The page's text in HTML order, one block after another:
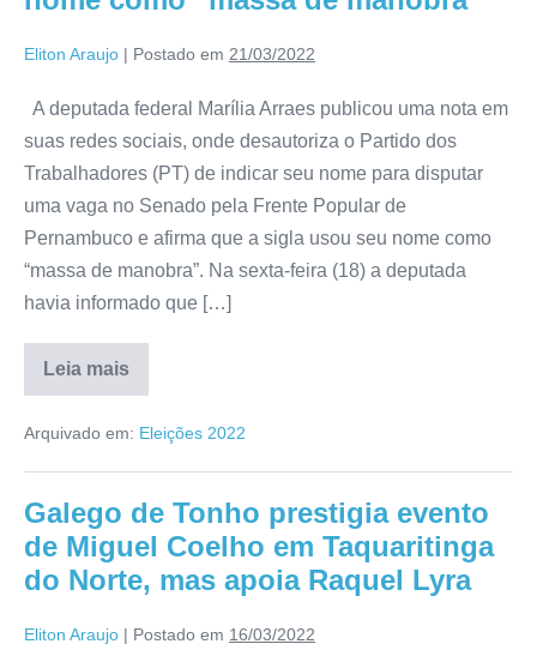
Eliton Araujo | Postado em 21/03/2022
A deputada federal Marília Arraes publicou uma nota em
suas redes sociais, onde desautoriza o Partido dos
Trabalhadores (PT) de indicar seu nome para disputar
uma vaga no Senado pela Frente Popular de
Pernambuco e afirma que a sigla usou seu nome como
“massa de manobra”. Na sexta-feira (18) a deputada
havia informado que […]
Leia mais
Arquivado em: Eleições 2022
Galego de Tonho prestigia evento
de Miguel Coelho em Taquaritinga
do Norte, mas apoia Raquel Lyra
Eliton Araujo | Postado em 16/03/2022